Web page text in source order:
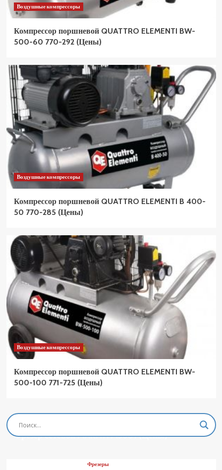
Воздушные компрессоры
Компрессор поршневой QUATTRO ELEMENTI BW-
500-60 770-292 (Цены)
Воздушные компрессоры
Компрессор поршневой QUATTRO ELEMENTI B 400-
50 770-285 (Цены)
Воздушные компрессоры
Компрессор поршневой QUATTRO ELEMENTI BW-
500-100 771-725 (Цены)
Фрезеры
Фрезер сетевой MAKITA M3601 (Цены)
Фрезеры